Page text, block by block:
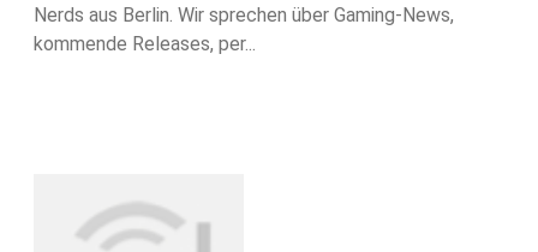
Nerds aus Berlin. Wir sprechen über Gaming-News,
kommende Releases, per...